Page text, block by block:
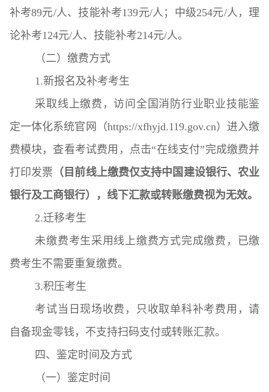
补考89元/人、技能补考139元/人；中级254元/人，理
论补考124元/人、技能补考214元/人。
（二）缴费方式
1.新报名及补考考生
采取线上缴费，访问全国消防行业职业技能鉴
定一体化系统官网（https://xfhyjd.119.gov.cn）进入缴
费模块，查看考试费用，点击“在线支付”完成缴费并
打印发票 （目前线上缴费仅支持中国建设银行、农业
银行及工商银行），线下汇款或转账缴费视为无效。
2.迁移考生
未缴费考生采用线上缴费方式完成缴费，已缴
费考生不需要重复缴费。
3.积压考生
考试当日现场收费，只收取单科补考费用，请
自备现金零钱，不支持扫码支付或转账汇款。
四、鉴定时间及方式
（一）鉴定时间